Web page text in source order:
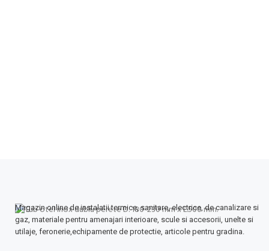
Magazin online de instalatii termice, sanitare, electrice, de canalizare si
gaz, materiale pentru amenajari interioare, scule si accesorii, unelte si
utilaje, feronerie,echipamente de protectie, articole pentru gradina.